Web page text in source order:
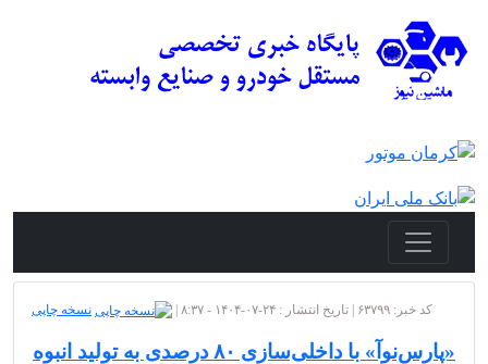
کد خبر: ۶۳۷۹۹ | تاریخ انتشار : ۲۴-۰۷-۱۴۰۴ - ۸:۳۷ | نسخه چاپی
«پارس‌نوآ» با داخلی‌سازی ۸۰ درصدی به تولید انبوه